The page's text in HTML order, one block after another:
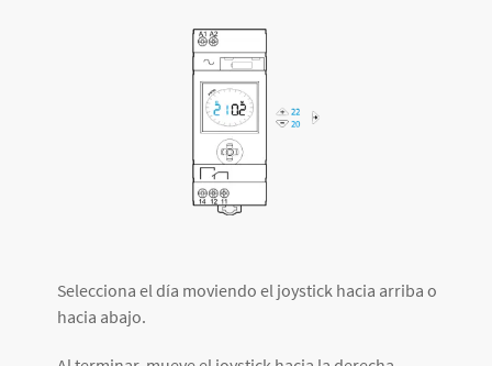
Selecciona el día moviendo el joystick hacia arriba o
hacia abajo.